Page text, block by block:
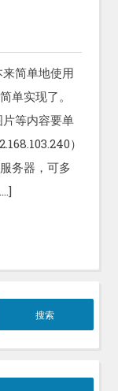
简单地使用
实现了。
等内容要单
）
务器，可多
：